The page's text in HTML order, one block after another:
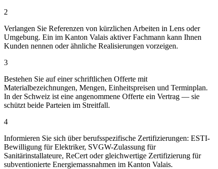
2
Verlangen Sie Referenzen von kürzlichen Arbeiten in Lens oder
Umgebung. Ein im Kanton Valais aktiver Fachmann kann Ihnen
Kunden nennen oder ähnliche Realisierungen vorzeigen.
3
Bestehen Sie auf einer schriftlichen Offerte mit
Materialbezeichnungen, Mengen, Einheitspreisen und Terminplan.
In der Schweiz ist eine angenommene Offerte ein Vertrag — sie
schützt beide Parteien im Streitfall.
4
Informieren Sie sich über berufsspezifische Zertifizierungen: ESTI-
Bewilligung für Elektriker, SVGW-Zulassung für
Sanitärinstallateure, ReCert oder gleichwertige Zertifizierung für
subventionierte Energiemassnahmen im Kanton Valais.